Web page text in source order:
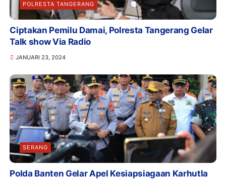
POLRESTA TANGERANG
Ciptakan Pemilu Damai, Polresta Tangerang Gelar
Talk show Via Radio
JANUARI 23, 2024
SERANG
Polda Banten Gelar Apel Kesiapsiagaan Karhutla